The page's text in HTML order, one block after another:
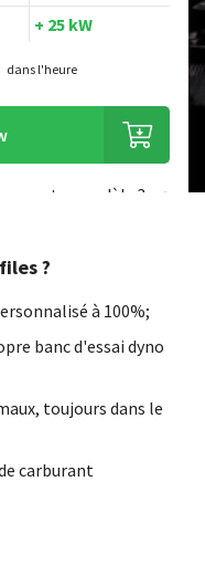
+ 25 kW
dans l'heure
un autre modèle ?
?
à 100%;
banc d'essai dyno
toujours dans le
carburant